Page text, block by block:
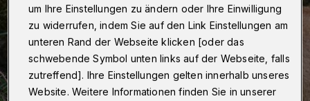
um Ihre Einstellungen zu ändern oder Ihre Einwilligung
zu widerrufen, indem Sie auf den Link Einstellungen am
unteren Rand der Webseite klicken [oder das
schwebende Symbol unten links auf der Webseite, falls
zutreffend]. Ihre Einstellungen gelten innerhalb unseres
Website. Weitere Informationen finden Sie in unserer